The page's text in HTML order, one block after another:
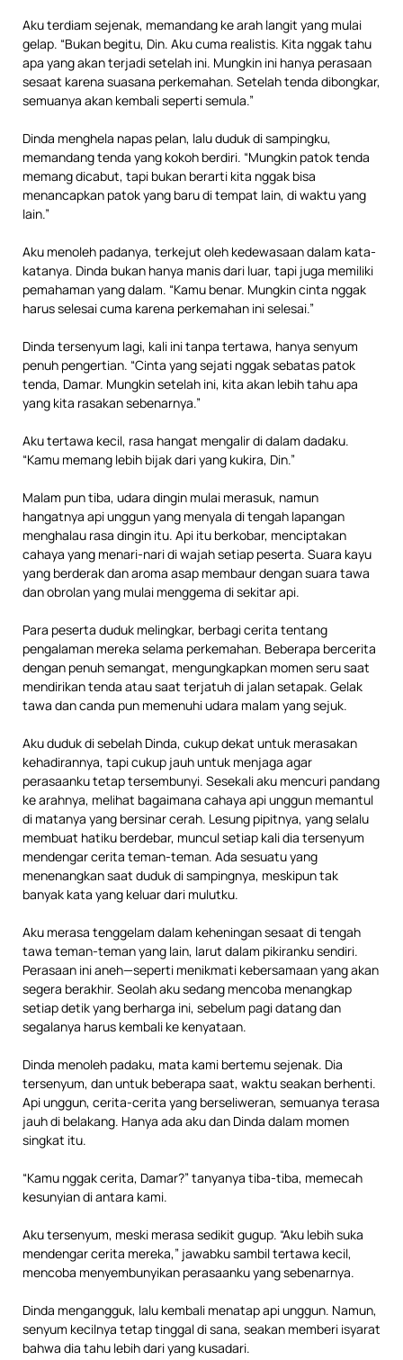
Aku terdiam sejenak, memandang ke arah langit yang mulai
gelap. “Bukan begitu, Din. Aku cuma realistis. Kita nggak tahu
apa yang akan terjadi setelah ini. Mungkin ini hanya perasaan
sesaat karena suasana perkemahan. Setelah tenda dibongkar,
semuanya akan kembali seperti semula.”
Dinda menghela napas pelan, lalu duduk di sampingku,
memandang tenda yang kokoh berdiri. “Mungkin patok tenda
memang dicabut, tapi bukan berarti kita nggak bisa
menancapkan patok yang baru di tempat lain, di waktu yang
lain.”
Aku menoleh padanya, terkejut oleh kedewasaan dalam kata-
katanya. Dinda bukan hanya manis dari luar, tapi juga memiliki
pemahaman yang dalam. “Kamu benar. Mungkin cinta nggak
harus selesai cuma karena perkemahan ini selesai.”
Dinda tersenyum lagi, kali ini tanpa tertawa, hanya senyum
penuh pengertian. “Cinta yang sejati nggak sebatas patok
tenda, Damar. Mungkin setelah ini, kita akan lebih tahu apa
yang kita rasakan sebenarnya.”
Aku tertawa kecil, rasa hangat mengalir di dalam dadaku.
“Kamu memang lebih bijak dari yang kukira, Din.”
Malam pun tiba, udara dingin mulai merasuk, namun
hangatnya api unggun yang menyala di tengah lapangan
menghalau rasa dingin itu. Api itu berkobar, menciptakan
cahaya yang menari-nari di wajah setiap peserta. Suara kayu
yang berderak dan aroma asap membaur dengan suara tawa
dan obrolan yang mulai menggema di sekitar api.
Para peserta duduk melingkar, berbagi cerita tentang
pengalaman mereka selama perkemahan. Beberapa bercerita
dengan penuh semangat, mengungkapkan momen seru saat
mendirikan tenda atau saat terjatuh di jalan setapak. Gelak
tawa dan canda pun memenuhi udara malam yang sejuk.
Aku duduk di sebelah Dinda, cukup dekat untuk merasakan
kehadirannya, tapi cukup jauh untuk menjaga agar
perasaanku tetap tersembunyi. Sesekali aku mencuri pandang
ke arahnya, melihat bagaimana cahaya api unggun memantul
di matanya yang bersinar cerah. Lesung pipitnya, yang selalu
membuat hatiku berdebar, muncul setiap kali dia tersenyum
mendengar cerita teman-teman. Ada sesuatu yang
menenangkan saat duduk di sampingnya, meskipun tak
banyak kata yang keluar dari mulutku.
Aku merasa tenggelam dalam keheningan sesaat di tengah
tawa teman-teman yang lain, larut dalam pikiranku sendiri.
Perasaan ini aneh—seperti menikmati kebersamaan yang akan
segera berakhir. Seolah aku sedang mencoba menangkap
setiap detik yang berharga ini, sebelum pagi datang dan
segalanya harus kembali ke kenyataan.
Dinda menoleh padaku, mata kami bertemu sejenak. Dia
tersenyum, dan untuk beberapa saat, waktu seakan berhenti.
Api unggun, cerita-cerita yang berseliweran, semuanya terasa
jauh di belakang. Hanya ada aku dan Dinda dalam momen
singkat itu.
“Kamu nggak cerita, Damar?” tanyanya tiba-tiba, memecah
kesunyian di antara kami.
Aku tersenyum, meski merasa sedikit gugup. “Aku lebih suka
mendengar cerita mereka,” jawabku sambil tertawa kecil,
mencoba menyembunyikan perasaanku yang sebenarnya.
Dinda mengangguk, lalu kembali menatap api unggun. Namun,
senyum kecilnya tetap tinggal di sana, seakan memberi isyarat
bahwa dia tahu lebih dari yang kusadari.